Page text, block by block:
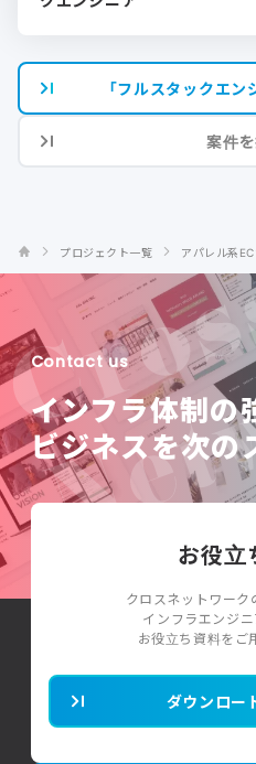
「フルスタックエン
案件
プロジェクト一覧 アパレル系
Contact us
インフラ体制の
ビジネスを次の
お役立
クロスネットワーク
インフラエンジ
お役立ち資料をご
ダウンロー